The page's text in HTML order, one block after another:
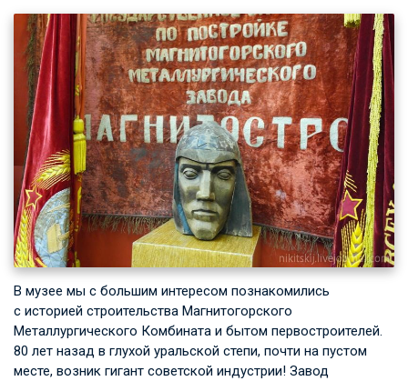
В музее мы с большим интересом познакомились
с историей строительства Магнитогорского
Металлургического Комбината и бытом первостроителей.
80 лет назад в глухой уральской степи, почти на пустом
месте, возник гигант советской индустрии! Завод